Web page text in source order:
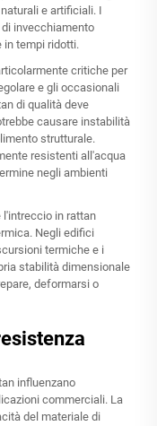
e artificiali. I
invecchiamento
in tempi ridotti.
critiche per
e gli occasionali
di qualità deve
causare instabilità
strutturale.
resistenti all'acqua
negli ambienti
l'intreccio in rattan
Negli edifici
termiche e i
stabilità dimensionale
deformarsi o
influenzano
commerciali. La
del materiale di